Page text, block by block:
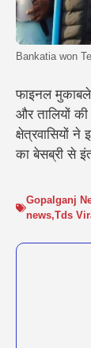
Bankatia won
फाइनल मुकाबले
और तालियों
क्षेत्रवासियों
का बेसब्री से
Gopalganj
news,Tds